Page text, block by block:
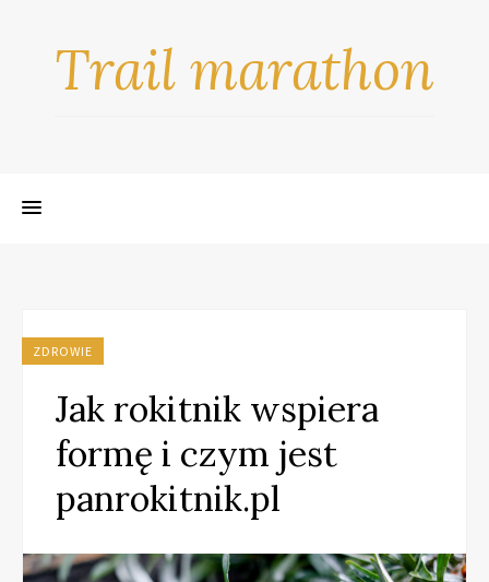
Trail marathon
ZDROWIE
Jak rokitnik wspiera
formę i czym jest
panrokitnik.pl